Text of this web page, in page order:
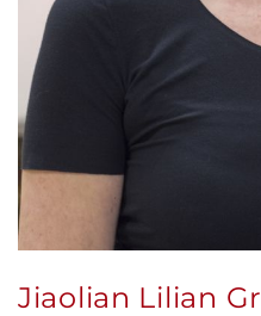
Jiaolian Lilian